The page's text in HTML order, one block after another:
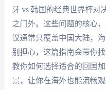
牙 vs 韩国的经典世界杯对
之门外。这些问题的核心
议通常只覆盖中国大陆，
别担心，这篇指南会带你
教你如何选择适合的回国
景，让你在海外也能流畅